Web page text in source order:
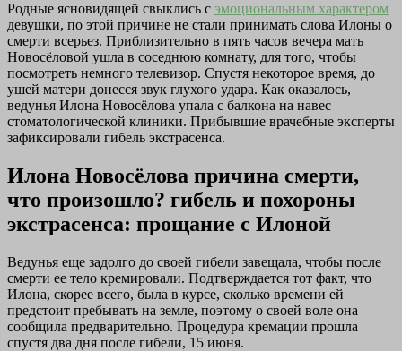
Родные ясновидящей свыклись с эмоциональным характером
девушки, по этой причине не стали принимать слова Илоны о
смерти всерьез. Приблизительно в пять часов вечера мать
Новосёловой ушла в соседнюю комнату, для того, чтобы
посмотреть немного телевизор. Спустя некоторое время, до
ушей матери донесся звук глухого удара. Как оказалось,
ведунья Илона Новосёлова упала с балкона на навес
стоматологической клиники. Прибывшие врачебные эксперты
зафиксировали гибель экстрасенса.
Илона Новосёлова причина смерти,
что произошло? гибель и похороны
экстрасенса: прощание с Илоной
Ведунья еще задолго до своей гибели завещала, чтобы после
смерти ее тело кремировали. Подтверждается тот факт, что
Илона, скорее всего, была в курсе, сколько времени ей
предстоит пребывать на земле, поэтому о своей воле она
сообщила предварительно. Процедура кремации прошла
спустя два дня после гибели, 15 июня.